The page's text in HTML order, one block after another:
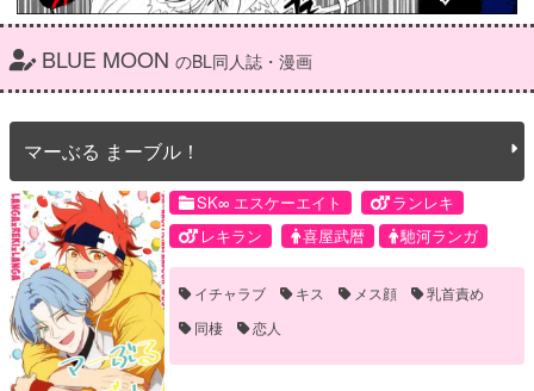
BLUE MOON のBL同人誌・漫画
マーぶる まーブル！
SK∞ エスケーエイト
ランレキ
レキラン
喜屋武暦 馳河ランガ
イチャラブ キス メス顔
乳首責め
同棲
恋人